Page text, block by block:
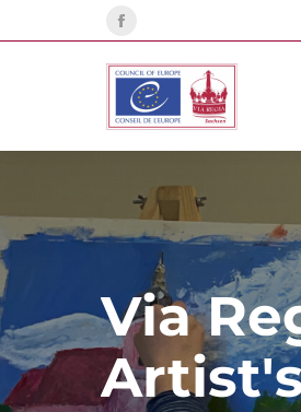
Facebook
page
opens
in
new
window
Via